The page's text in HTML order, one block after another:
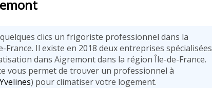
clics un frigoriste professionnel dans la
France. Il existe en 2018 deux entreprises spécialisées
dans Aigremont dans la région Île-de-France.
vous permet de trouver un professionnel à
Yvelines) pour climatiser votre logement.